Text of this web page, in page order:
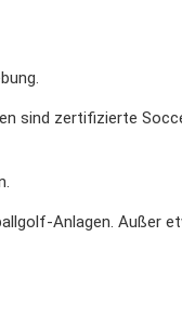
sind zertifizierte
Anlagen. Außer